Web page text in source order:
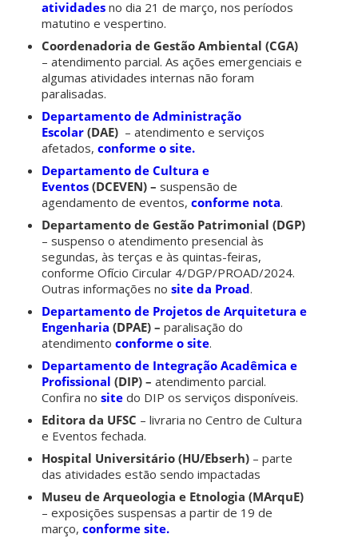
atividades no dia 21 de março, nos períodos
matutino e vespertino.
Coordenadoria de Gestão Ambiental (CGA)
– atendimento parcial. As ações emergenciais e
algumas atividades internas não foram
paralisadas.
Departamento de Administração
Escolar (DAE) – atendimento e serviços
afetados,conforme o site.
Departamento de Cultura e
Eventos (DCEVEN) –suspensão de
agendamento de eventos,conforme nota.
Departamento de Gestão Patrimonial (DGP)
– suspenso o atendimento presencial às
segundas, às terças e às quintas-feiras,
conforme Ofício Circular 4/DGP/PROAD/2024.
Outras informações nosite da Proad.
Departamento de Projetos de Arquitetura e
Engenharia (DPAE) –paralisação do
atendimentoconforme o site.
Departamento de Integração Acadêmica e
Profissional (DIP) – atendimento parcial.
Confira nosite do DIP os serviços disponíveis.
Editora da UFSC – livraria no Centro de Cultura
e Eventos fechada.
Hospital Universitário (HU/Ebserh) – parte
das atividades estão sendo impactadas
Museu de Arqueologia e Etnologia (MArquE)
– exposições suspensas a partir de 19 de
março,conforme site.